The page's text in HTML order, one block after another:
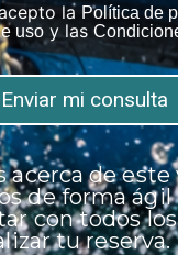
la Política de
uso y las
acerca de
de forma ágil
con todos
tu reserva.